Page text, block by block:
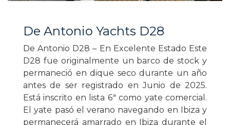
De Antonio Yachts D28
De Antonio D28 – En Excelente Estado Este
D28 fue originalmente un barco de stock y
permaneció en dique seco durante un año
antes de ser registrado en Junio de 2025.
Está inscrito en lista 6ª como yate comercial.
El yate pasó el verano navegando en Ibiza y
permanecerá amarrado en Ibiza durante el